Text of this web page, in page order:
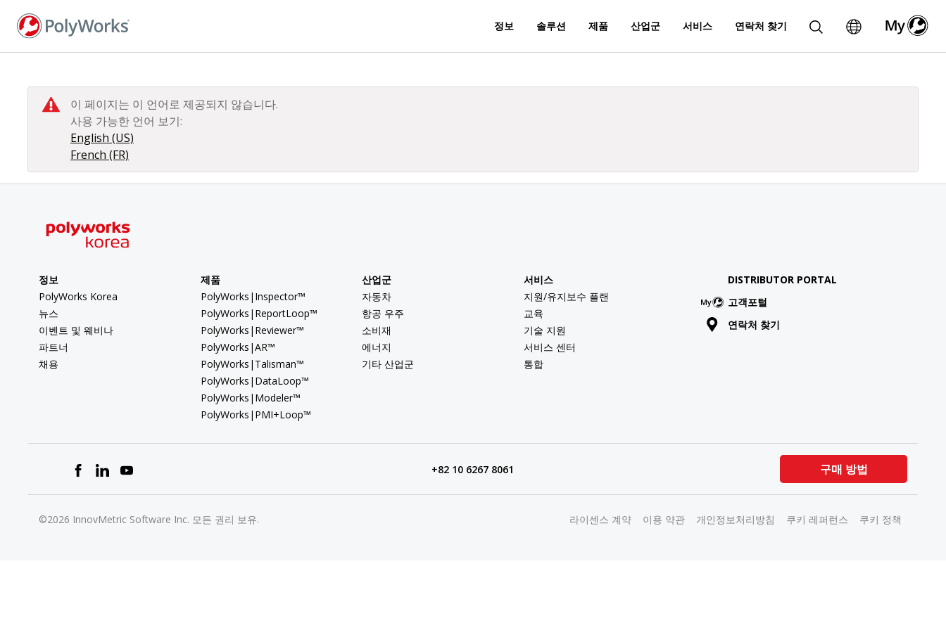
정보 솔루션 제품 산업군 서비스 연락처 찾기
이 페이지는 이 언어로 제공되지 않습니다.
사용 가능한 언어 보기:
English (US)
French (FR)
정보
PolyWorks Korea
뉴스
이벤트 및 웨비나
파트너
채용
제품
PolyWorks|Inspector™
PolyWorks|ReportLoop™
PolyWorks|Reviewer™
PolyWorks|AR™
PolyWorks|Talisman™
PolyWorks|DataLoop™
PolyWorks|Modeler™
PolyWorks|PMI+Loop™
산업군
자동차
항공 우주
소비재
에너지
기타 산업군
서비스
지원/유지보수 플랜
교육
기술 지원
서비스 센터
통합
DISTRIBUTOR PORTAL
고객포털
연락처 찾기
+82 10 6267 8061 구매 방법
©2026 InnovMetric Software Inc. 모든 권리 보유. 라이센스 계약 이용 약관 개인정보처리방침 쿠키 레퍼런스 쿠키 정책